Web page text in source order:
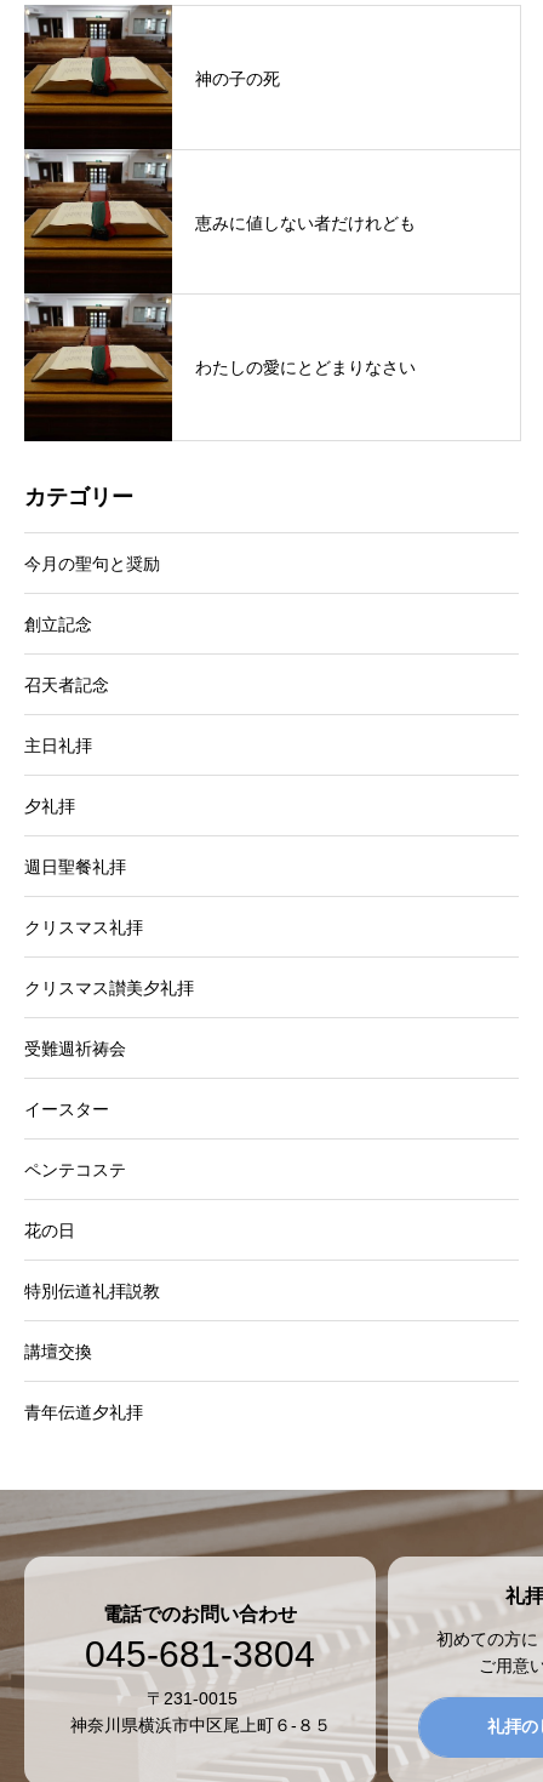
神の子の死
恵みに値しない者だけれども
わたしの愛にとどまりなさい
カテゴリー
今月の聖句と奨励
創立記念
召天者記念
主日礼拝
夕礼拝
週日聖餐礼拝
クリスマス礼拝
クリスマス讃美夕礼拝
受難週祈祷会
イースター
ペンテコステ
花の日
特別伝道礼拝説教
講壇交換
青年伝道夕礼拝
電話でのお問い合わせ
045-681-3804
〒231-0015
神奈川県横浜市中区尾上町６-８５
礼
初めての方
ご用意
礼拝の